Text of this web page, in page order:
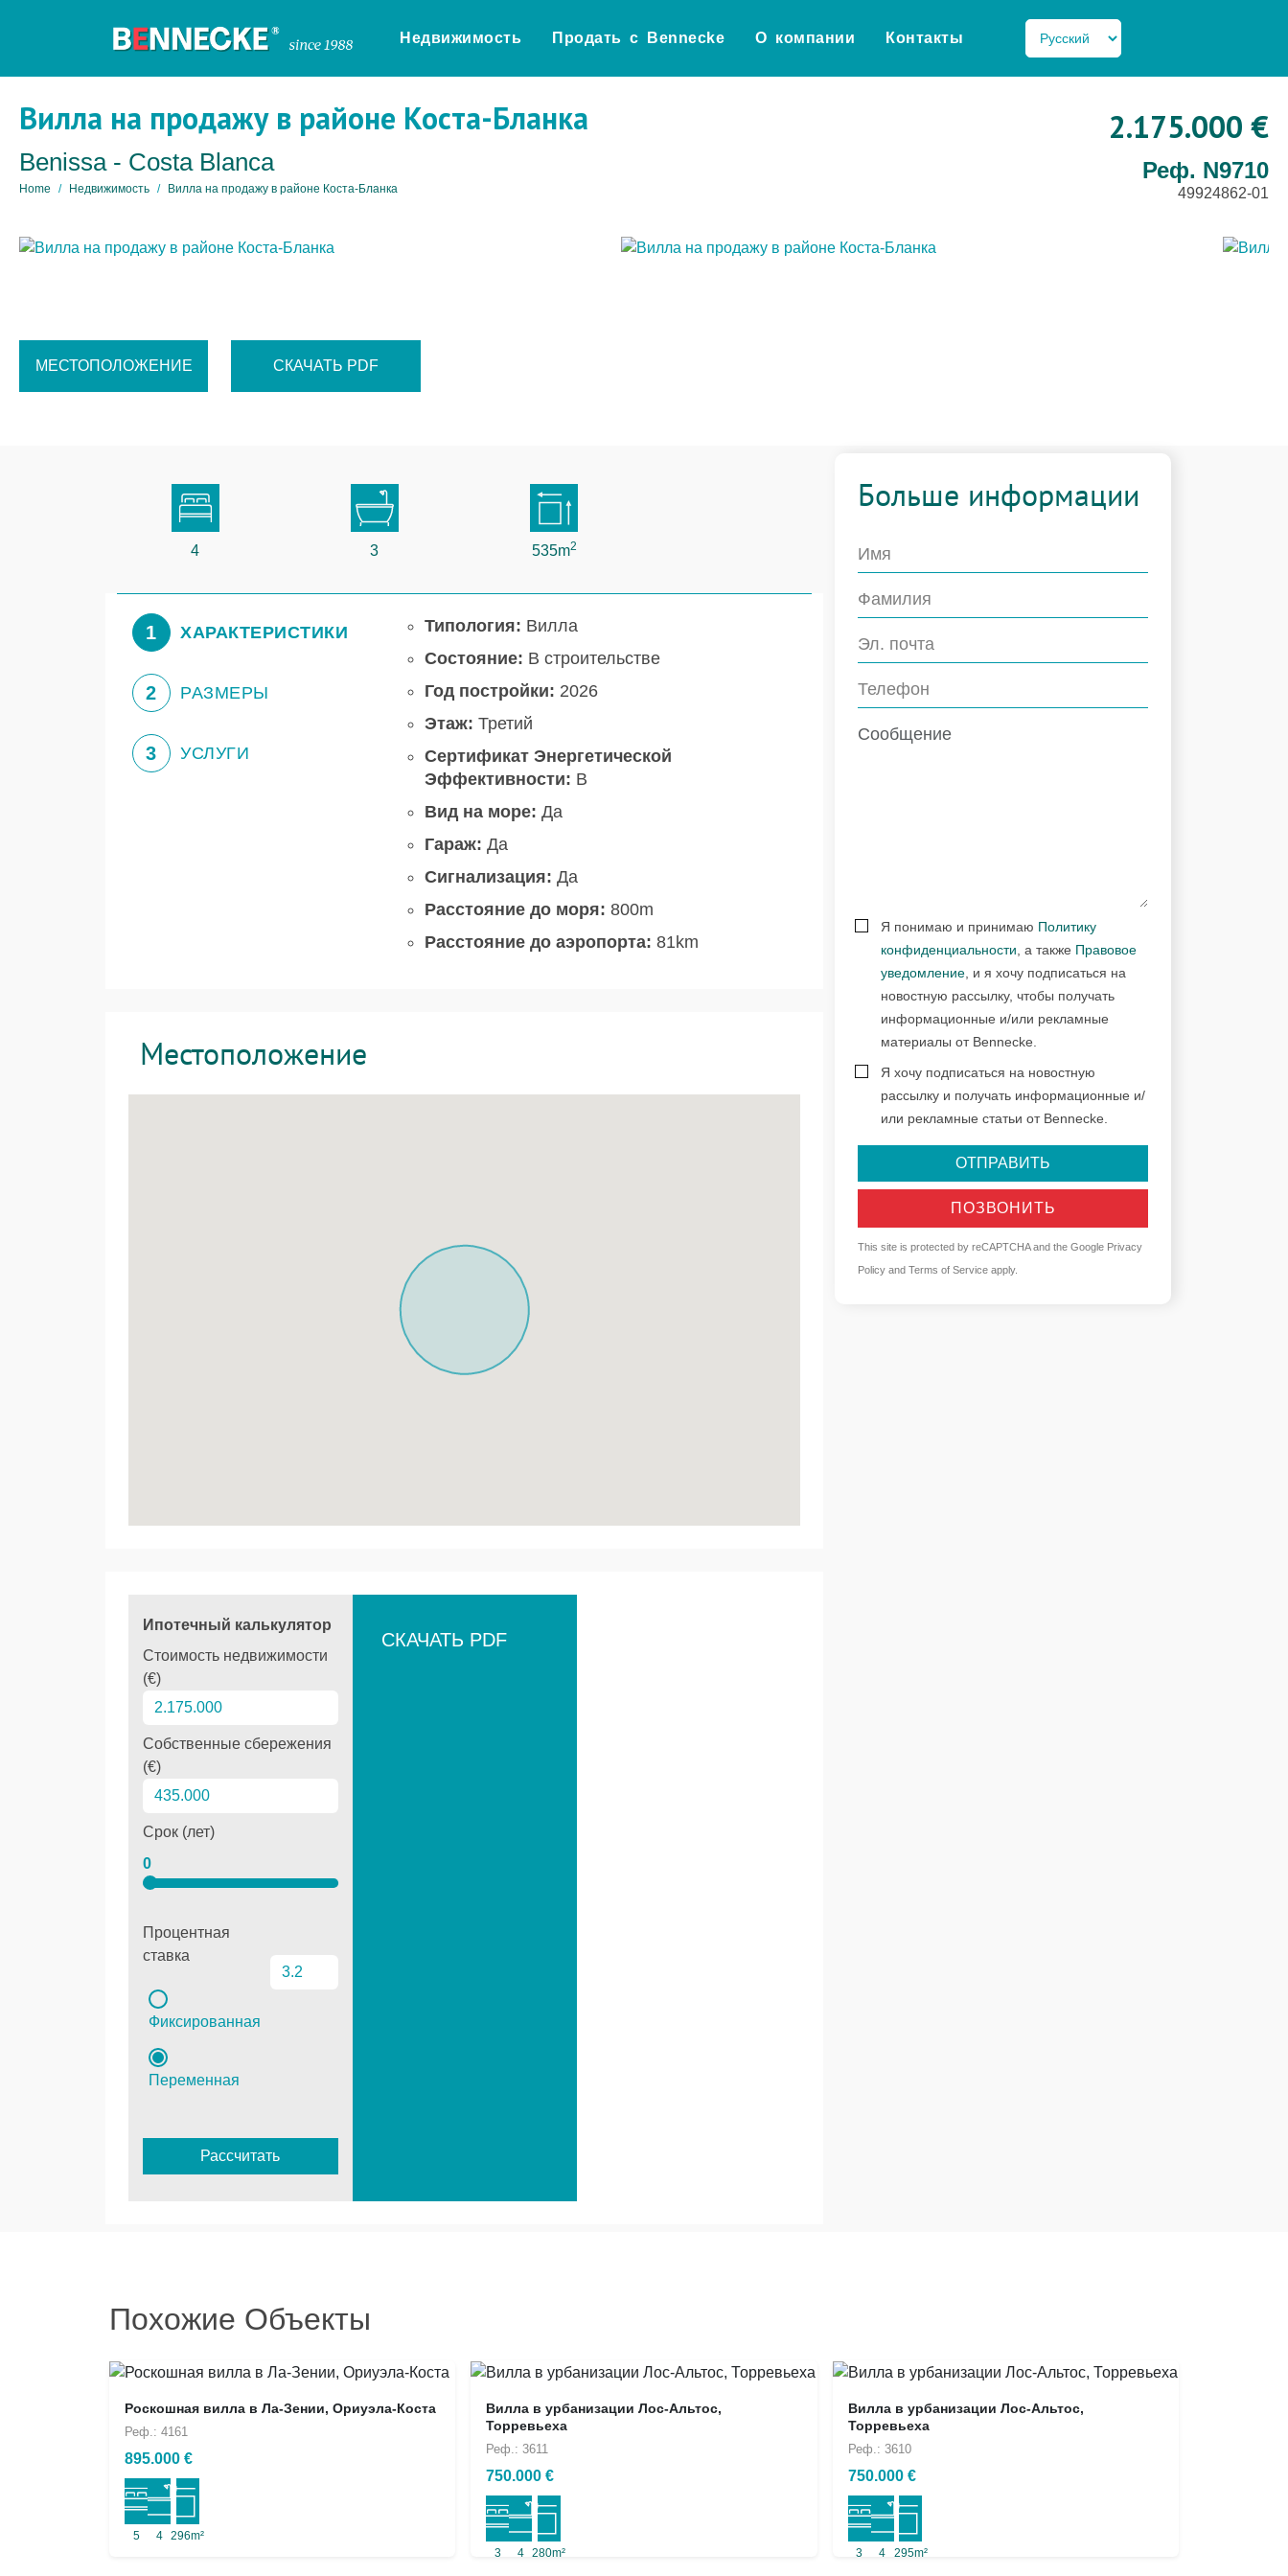
Недвижимость Продать с Bennecke О компании Контакты
Вилла на продажу в районе Коста-Бланка
Benissa - Costa Blanca
Home Недвижимость Вилла на продажу в районе Коста-Бланка
2.175.000 €
Реф. N9710
49924862-01
МЕСТОПОЛОЖЕНИЕ СКАЧАТЬ PDF
4 3 535m2
1 ХАРАКТЕРИСТИКИ
2 РАЗМЕРЫ
3 УСЛУГИ
Типология: Вилла
Состояние: В строительстве
Год постройки: 2026
Этаж: Третий
Сертификат Энергетической
Эффективности: B
Вид на море: Да
Гараж: Да
Сигнализация: Да
Расстояние до моря: 800m
Расстояние до аэропорта: 81km
Местоположение
Ипотечный калькулятор
Стоимость недвижимости
(€)
Собственные сбережения
(€)
Срок (лет)
0
Процентная
ставка
Фиксированная
Переменная
Рассчитать
СКАЧАТЬ PDF
Больше информации
Я понимаю и принимаю Политику
конфиденциальности , а также Правовое
уведомление , и я хочу подписаться на
новостную рассылку, чтобы получать
информационные и/или рекламные
материалы от Bennecke.
Я хочу подписаться на новостную
рассылку и получать информационные и/
или рекламные статьи от Bennecke.
ОТПРАВИТЬ
ПОЗВОНИТЬ
This site is protected by reCAPTCHA and the Google Privacy
Policy andTerms of Service apply.
Похожие Объекты
Роскошная вилла в Ла-Зении, Ориуэла-Коста
Реф.: 4161
895.000 €
5 4 296m²
Вилла в урбанизации Лос-Альтос,
Торревьеха
Реф.: 3611
750.000 €
3 4 280m²
Вилла в урбанизации Лос-Альтос,
Торревьеха
Реф.: 3610
750.000 €
3 4 295m²